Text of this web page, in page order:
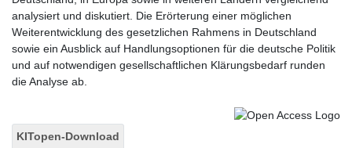
analysiert und diskutiert. Die Erörterung einer möglichen
Weiterentwicklung des gesetzlichen Rahmens in Deutschland
sowie ein Ausblick auf Handlungsoptionen für die deutsche Politik
und auf notwendigen gesellschaftlichen Klärungsbedarf runden
die Analyse ab.
KITopen-Download